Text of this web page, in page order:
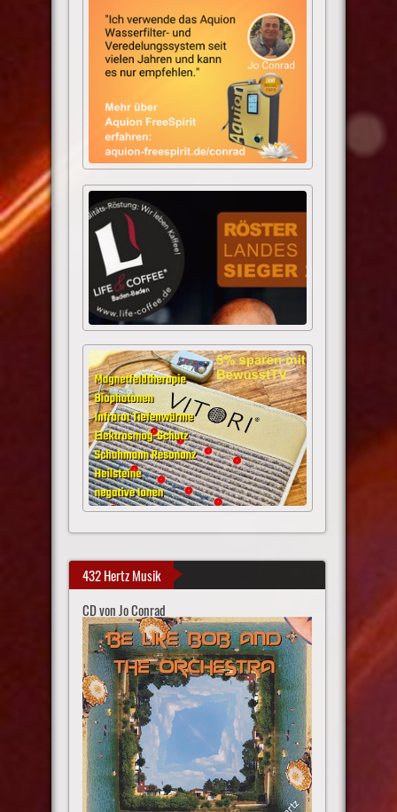
432 Hertz Musik
CD von Jo Conrad